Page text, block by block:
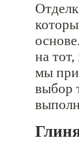
на
мы
выбор